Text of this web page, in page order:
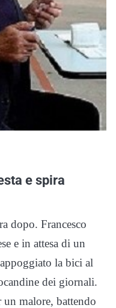
e spira
dopo. Francesco
e in attesa di un
la bici al
dei giornali.
malore, battendo